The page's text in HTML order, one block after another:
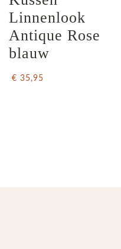
Linnenlook
Antique Rose
blauw
€ 35,95